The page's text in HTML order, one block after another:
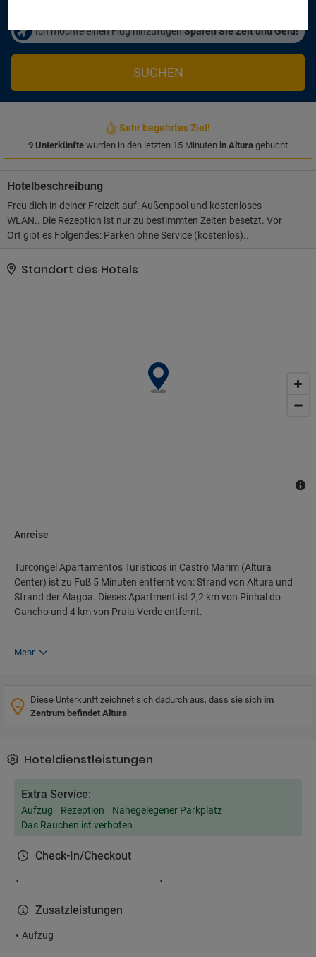
Ich möchte einen Flug hinzufügenSparen Sie Zeit und Geld!
SUCHEN
Sehr begehrtes Ziel!
9 Unterkünfte wurden in den letzten 15 Minuten in Altura gebucht
Hotelbeschreibung
Freu dich in deiner Freizeit auf: Außenpool und kostenloses
WLAN.. Die Rezeption ist nur zu bestimmten Zeiten besetzt. Vor
Ort gibt es Folgendes: Parken ohne Service (kostenlos)..
Standort des Hotels
Anreise
Turcongel Apartamentos Turisticos in Castro Marim (Altura
Center) ist zu Fuß 5 Minuten entfernt von: Strand von Altura und
Strand der Alagoa. Dieses Apartment ist 2,2 km von Pinhal do
Gancho und 4 km von Praia Verde entfernt.
Mehr
Diese Unterkunft zeichnet sich dadurch aus, dass sie sich im
Zentrum befindet Altura
Hoteldienstleistungen
Extra Service:
Aufzug Rezeption
Nahegelegener Parkplatz
Das Rauchen ist verboten
Check-In/Checkout
Zusatzleistungen
Aufzug